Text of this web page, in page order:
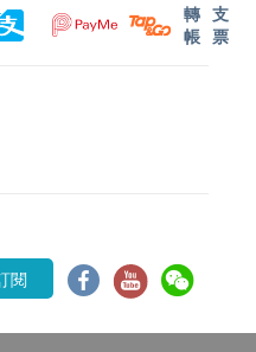
轉
帳
支
票
閱